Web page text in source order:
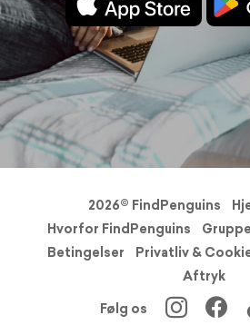
2026© FindPenguins
Hvorfor FindPenguins
Betingelser
Privatliv &
Aftryk
Følg os